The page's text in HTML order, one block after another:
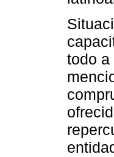
todo a